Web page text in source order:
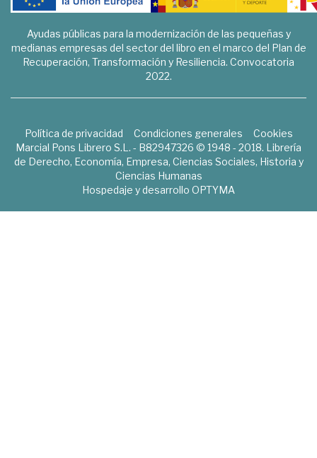
Ayudas públicas para la modernización de las pequeñas y
medianas empresas del sector del libro en el marco del Plan de
Recuperación, Transformación y Resiliencia. Convocatoria
2022.
Política de privacidad Condiciones generales
Cookies
Marcial Pons Librero S.L. - B82947326 © 1948 - 2018. Librería
de Derecho, Economía, Empresa, Ciencias Sociales, Historia y
Ciencias Humanas
Hospedaje y desarrollo OPTYMA